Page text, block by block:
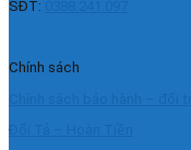
SĐT:
Chính sách